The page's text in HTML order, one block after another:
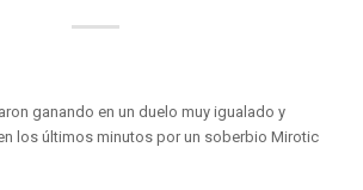
ganando en un duelo muy igualado y
los últimos minutos por un soberbio Mirotic